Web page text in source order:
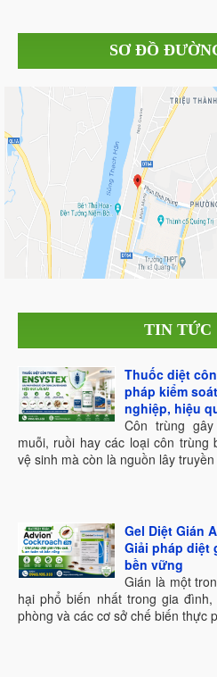
SƠ ĐỒ
TIN TỨC
Thuốc diệt
pháp kiểm
nghiệp, hiệu
Côn trùng
muỗi, ruồi hay các loại côn trùng
vệ sinh mà còn là nguồn lây
Gel Diệt Gián
Giải pháp diệt
bền vững
Gián là một
hại phổ biến nhất trong gia
phòng và các cơ sở chế biến thực